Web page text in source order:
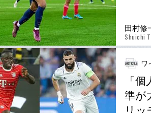
田村修
Shuichi
ワ
「
準が
リッ